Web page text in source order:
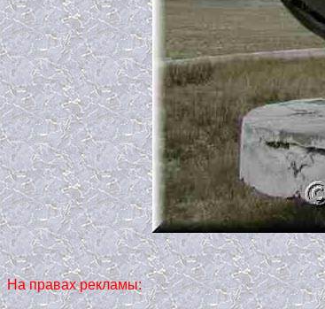
На правах рекламы: